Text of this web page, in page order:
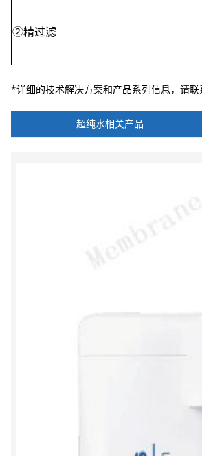
②精过滤
*详细的技术解决方案和产品系列信息，请
超纯水相关产品